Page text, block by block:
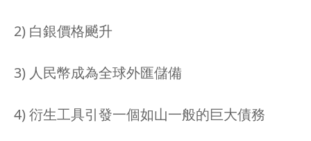
2) 白銀價格飇升
3) 人民幣成為全球外匯儲備
4) 衍生工具引發一個如山一般的巨大債務